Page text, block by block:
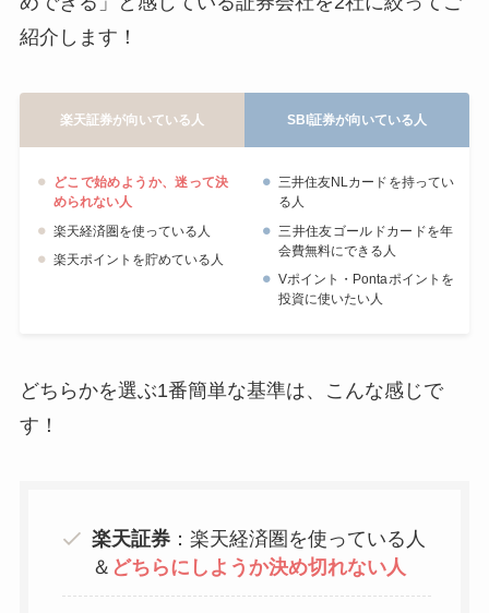
紹介します！
楽天証券が向いている人 SBI証券が向いている人
どこで始めようか、迷って決
められない人
楽天経済圏を使っている人
楽天ポイントを貯めている人
三井住友NLカードを持ってい
る人
三井住友ゴールドカードを年
会費無料にできる人
Vポイント・Pontaポイントを
投資に使いたい人
どちらかを選ぶ1番簡単な基準は、こんな感じで
す！
楽天証券 ：楽天経済圏を使っている人
＆ どちらにしようか決め切れない人